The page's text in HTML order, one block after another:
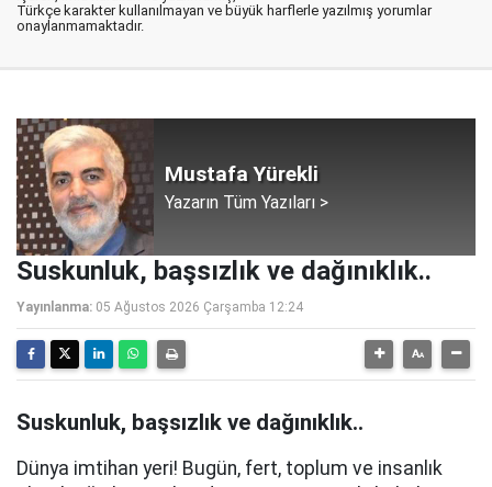
Türkçe karakter kullanılmayan ve büyük harflerle yazılmış yorumlar
onaylanmamaktadır.
Mustafa Yürekli
Yazarın Tüm Yazıları >
Suskunluk, başsızlık ve dağınıklık..
Yayınlanma: 05 Ağustos 2026 Çarşamba 12:24
Suskunluk, başsızlık ve dağınıklık..
Dünya imtihan yeri! Bugün, fert, toplum ve insanlık